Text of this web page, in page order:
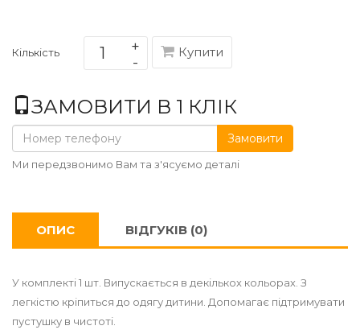
Кількість Купити
ЗАМОВИТИ В 1 КЛІК
Замовити
Ми передзвонимо Вам та з'ясуємо деталі
ОПИС ВІДГУКІВ (0)
У комплекті 1 шт. Випускається в декількох кольорах. З
легкістю кріпиться до одягу дитини. Допомагає підтримувати
пустушку в чистоті.